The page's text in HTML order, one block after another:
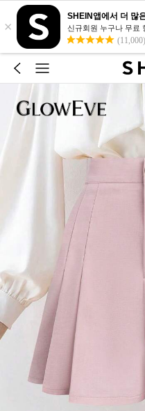
× 신규회원 누구나 무료
(11,000)